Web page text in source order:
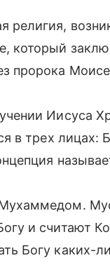
религия,
который
пророка
Иисуса
в трех лицах:
и считают
Богу каких-